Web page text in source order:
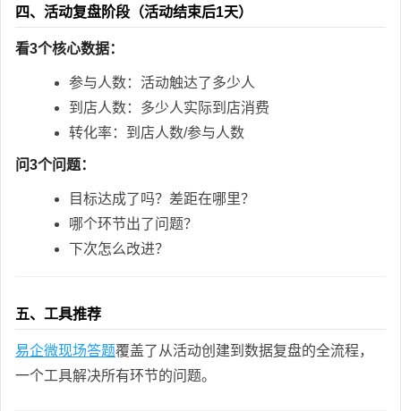
四、活动复盘阶段（活动结束后1天）
看3个核心数据：
参与人数：活动触达了多少人
到店人数：多少人实际到店消费
转化率：到店人数/参与人数
问3个问题：
目标达成了吗？差距在哪里？
哪个环节出了问题？
下次怎么改进？
五、工具推荐
易企微现场答题覆盖了从活动创建到数据复盘的全流程，
一个工具解决所有环节的问题。